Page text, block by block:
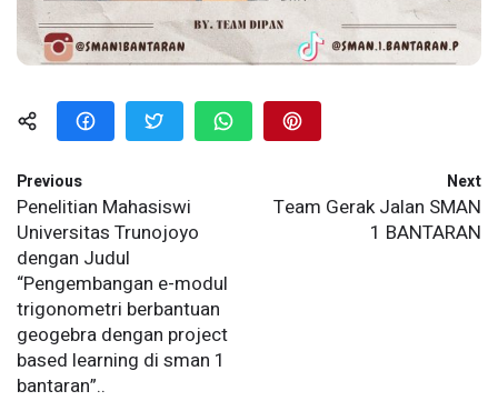
Previous
Penelitian Mahasiswi
Universitas Trunojoyo
dengan Judul
“Pengembangan e-modul
trigonometri berbantuan
geogebra dengan project
based learning di sman 1
bantaran”..
Next
Team Gerak Jalan SMAN
1 BANTARAN